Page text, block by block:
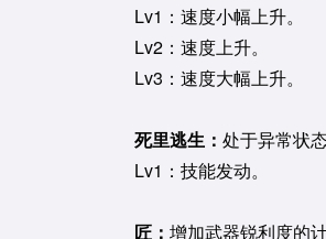
Lv1：速度小幅上升。
Lv2：速度上升。
Lv3：速度大幅上升。
死里逃生： 处于异常状
Lv1：技能发动。
匠： 增加武器锐利度的